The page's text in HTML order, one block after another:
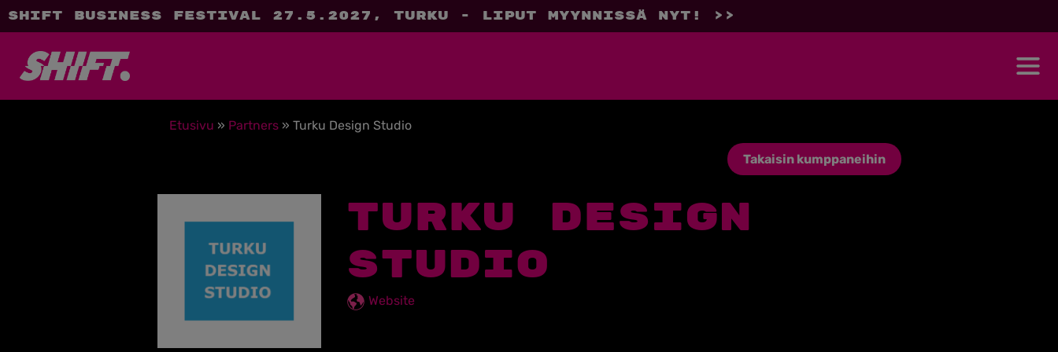
SHIFT Business Festival 27.5.2027, Turku - liput myynnissä nyt! >>
Etusivu » Partners» Turku Design Studio
Takaisin kumppaneihin
TURKU DESIGN
STUDIO
Website